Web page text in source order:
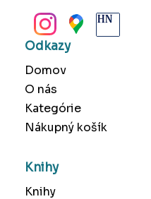
Odkazy
Domov
O nás
Kategórie
Nákupný košík
Knihy
Knihy